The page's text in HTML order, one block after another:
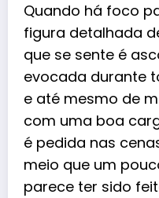
Quando há foco
figura detalhada
que se sente é
evocada durante
e até mesmo de
com uma boa
é pedida nas
meio que um
parece ter sido